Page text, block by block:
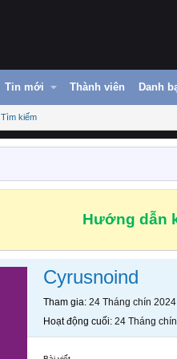
Tin mới Thành viên Danh
Tìm kiếm
Hướng dẫn
Cyrusnoind
Tham gia 24 Tháng chín 2024
Hoạt động cuối 24 Tháng